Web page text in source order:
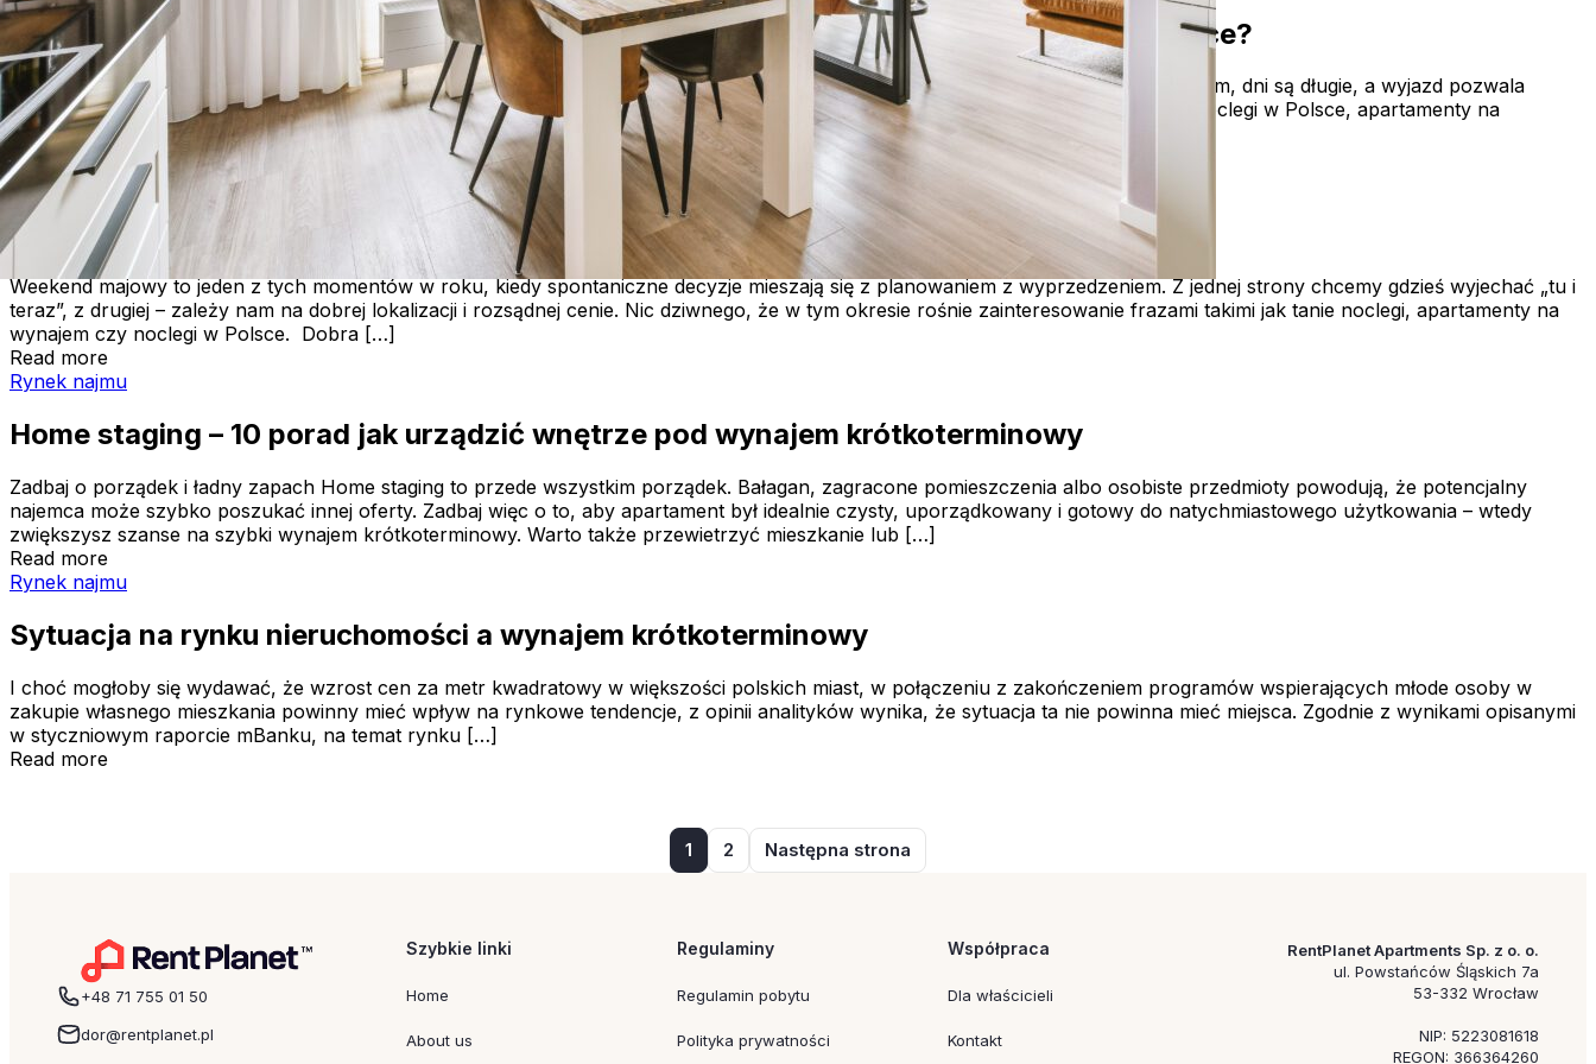
Długi weekend Bożego Ciała – gdzie znaleźć noclegi i apartamenty na wynajem w Polsce?
Długi weekend Bożego Ciała to dla wielu osób pierwszy prawdziwie wakacyjny moment w roku. Czerwcowa pogoda sprzyja podróżom, dni są długie, a wyjazd pozwala
złapać oddech jeszcze przed sezonem urlopowym. Nic więc dziwnego, że w tym okresie rośnie zainteresowanie frazami takimi jak noclegi w Polsce, apartamenty na
wynajem, apartamenty nad morzem czy noclegi w górach. Coraz więcej osób wybiera dziś […]
Read more
Weekend majowy – gdzie znaleźć tanie noclegi i apartamenty na wynajem w Polsce?
Inspiracje podróżnicze
Weekend majowy – gdzie znaleźć tanie noclegi i apartamenty na wynajem w Polsce?
Weekend majowy to jeden z tych momentów w roku, kiedy spontaniczne decyzje mieszają się z planowaniem z wyprzedzeniem. Z jednej strony chcemy gdzieś wyjechać „tu i
teraz”, z drugiej – zależy nam na dobrej lokalizacji i rozsądnej cenie. Nic dziwnego, że w tym okresie rośnie zainteresowanie frazami takimi jak tanie noclegi, apartamenty na
wynajem czy noclegi w Polsce. Dobra […]
Read more
Home staging – 10 porad jak urządzić wnętrze pod wynajem krótkoterminowy
Rynek najmu
Home staging – 10 porad jak urządzić wnętrze pod wynajem krótkoterminowy
Zadbaj o porządek i ładny zapach Home staging to przede wszystkim porządek. Bałagan, zagracone pomieszczenia albo osobiste przedmioty powodują, że potencjalny
najemca może szybko poszukać innej oferty. Zadbaj więc o to, aby apartament był idealnie czysty, uporządkowany i gotowy do natychmiastowego użytkowania – wtedy
zwiększysz szanse na szybki wynajem krótkoterminowy. Warto także przewietrzyć mieszkanie lub […]
Read more
Sytuacja na rynku nieruchomości a wynajem krótkoterminowy
Rynek najmu
Sytuacja na rynku nieruchomości a wynajem krótkoterminowy
I choć mogłoby się wydawać, że wzrost cen za metr kwadratowy w większości polskich miast, w połączeniu z zakończeniem programów wspierających młode osoby w
zakupie własnego mieszkania powinny mieć wpływ na rynkowe tendencje, z opinii analityków wynika, że sytuacja ta nie powinna mieć miejsca. Zgodnie z wynikami opisanymi
w styczniowym raporcie mBanku, na temat rynku […]
Read more
1 2 Następna strona
+48 71 755 01 50
dor@rentplanet.pl
Szybkie linki
Home
About us
Regulaminy
Regulamin pobytu
Polityka prywatności
Współpraca
Dla właścicieli
Kontakt
RentPlanet Apartments Sp. z o. o.
ul. Powstańców Śląskich 7a
53-332 Wrocław
NIP: 5223081618
REGON: 366364260